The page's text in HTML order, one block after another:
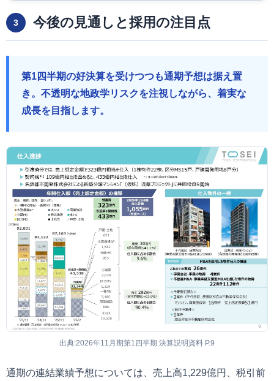
3 今後の見通しと採用の注目点
第1四半期の好決算を受けつつも通期予想は据え置
き。不透明な地政学リスクを注視しながら、着実な
成長を目指します。
出典:2026年11月期第1四半期 決算説明資料 P.9
通期の連結業績予想については、売上高1,229億円、税引前